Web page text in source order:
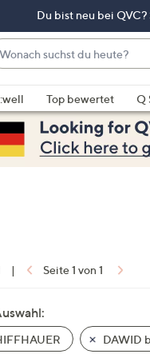
Du bist neu bei
Top bewertet Q
| Seite 1 von 1
DAWID